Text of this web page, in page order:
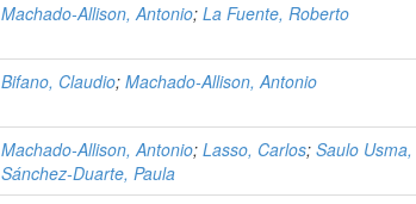
Machado-Allison, Antonio; La Fuente, Roberto
Bifano, Claudio; Machado-Allison, Antonio
Machado-Allison, Antonio; Lasso, Carlos; Saulo
Sánchez-Duarte, Paula